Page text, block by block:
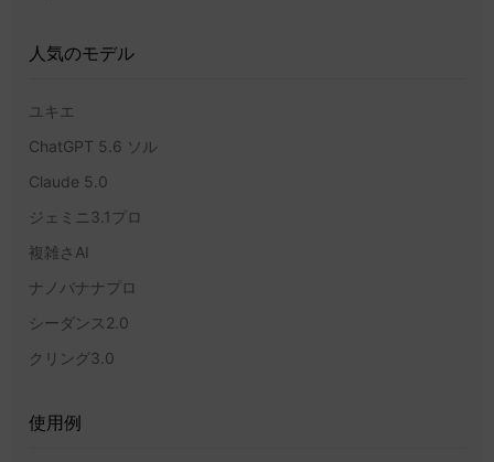
人気のモデル
ユキエ
ChatGPT 5.6 ソル
Claude 5.0
ジェミニ3.1プロ
複雑さAI
ナノバナナプロ
シーダンス2.0
クリング3.0
使用例